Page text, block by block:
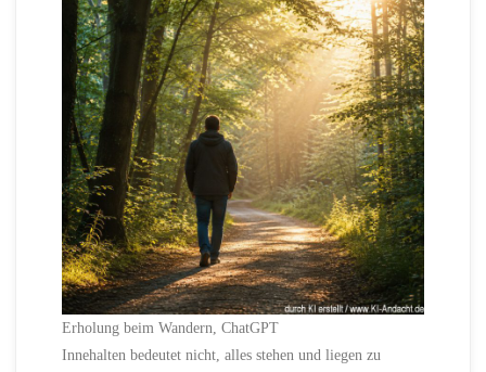
Erholung beim Wandern, ChatGPT
Innehalten bedeutet nicht, alles stehen und liegen zu